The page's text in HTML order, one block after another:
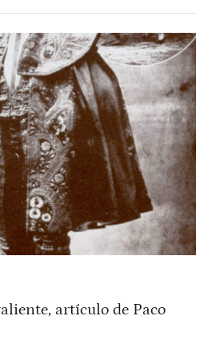
allí. Y por aclamar a los tres
la feria : Ponce, Juli, López
y por tapar a los contrarios
cuando es necesario. Todo un
y agradecimiento.
artículo de Paco